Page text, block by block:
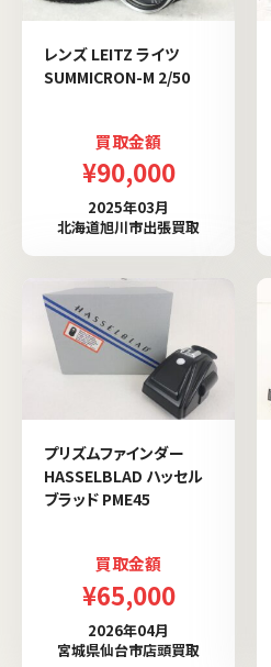
レンズ LEITZ ライツ
SUMMICRON-M 2/50
買取金額
¥90,000
2025年03月
北海道旭川市出張買取
プリズムファインダー
HASSELBLAD ハッセル
ブラッド PME45
買取金額
¥65,000
2026年04月
宮城県仙台市店頭買取